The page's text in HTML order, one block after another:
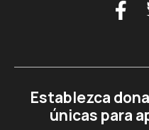
Establezca
únicas para